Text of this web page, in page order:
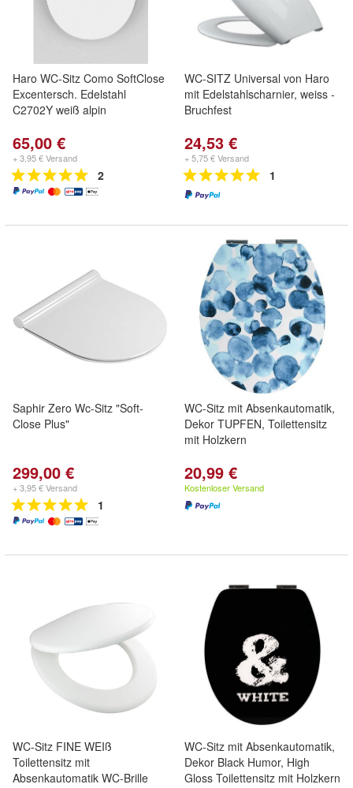
Haro WC-Sitz Como SoftClose
Excentersch. Edelstahl
C2702Y weiß alpin
65,00 €
+ 3,95 € Versand
2
WC-SITZ Universal von Haro
mit Edelstahlscharnier, weiss -
Bruchfest
24,53 €
+ 5,75 € Versand
1
Saphir Zero Wc-Sitz "Soft-
Close Plus"
299,00 €
+ 3,95 € Versand
1
WC-Sitz mit Absenkautomatik,
Dekor TUPFEN, Toilettensitz
mit Holzkern
20,99 €
Kostenloser Versand
WC-Sitz FINE WEIß
Toilettensitz mit
Absenkautomatik WC-Brille
WC-Sitz mit Absenkautomatik,
Dekor Black Humor, High
Gloss Toilettensitz mit Holzkern